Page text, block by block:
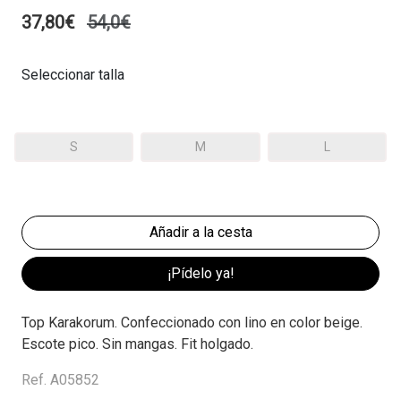
37,80€ 54,0€
Seleccionar talla
S M L
¡Pídelo ya!
Top Karakorum. Confeccionado con lino en color beige.
Escote pico. Sin mangas. Fit holgado.
Ref. A05852